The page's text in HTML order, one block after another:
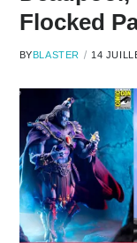
Flocked
BYBLASTER 14